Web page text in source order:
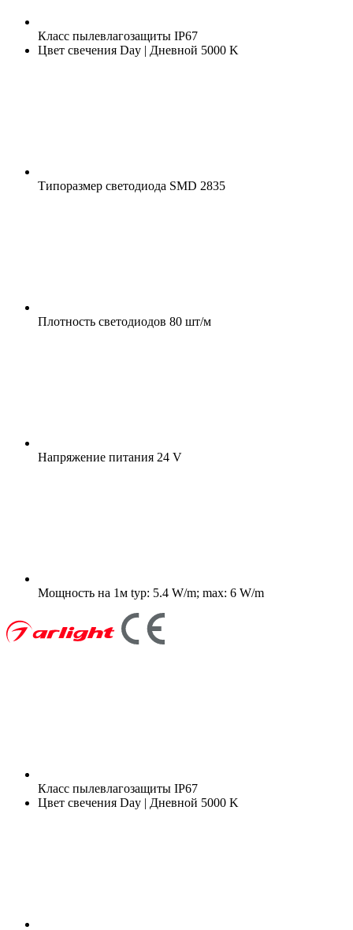
Класс пылевлагозащиты IP67
Цвет свечения Day | Дневной 5000 K
Типоразмер светодиода SMD 2835
Плотность светодиодов 80 шт/м
Напряжение питания 24 V
Мощность на 1м typ: 5.4 W/m; max: 6 W/m
Класс пылевлагозащиты IP67
Цвет свечения Day | Дневной 5000 K